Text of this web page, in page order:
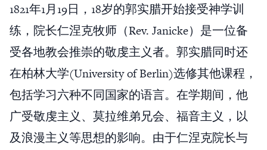
1821年1月19日，18岁的郭实腊开始接受神学训
练，院长仁涅克牧师（Rev. Janicke）是一位备
受各地教会推崇的敬虔主义者。郭实腊同时还
在柏林大学(University of Berlin)选修其他课程，
包括学习六种不同国家的语言。在学期间，他
广受敬虔主义、莫拉维弟兄会、福音主义，以
及浪漫主义等思想的影响。由于仁涅克院长与